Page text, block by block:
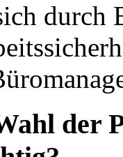
durch
der